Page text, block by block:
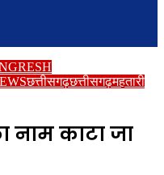
छत्तीसगढ़छत्तीसगढ़महतारी
नाम काटा जा